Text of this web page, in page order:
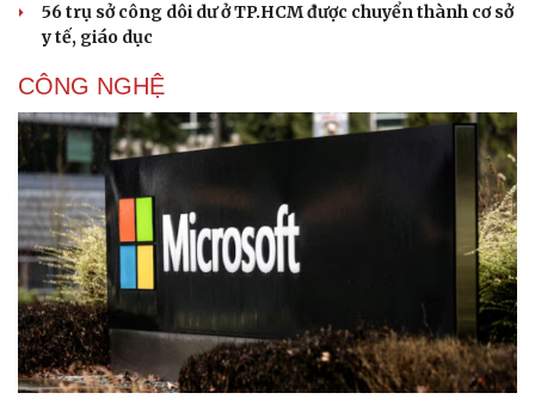
56 trụ sở công dôi dư ở TP.HCM được chuyển thành cơ sở
y tế, giáo dục
CÔNG NGHỆ